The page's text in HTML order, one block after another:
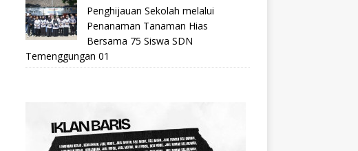
Penghijauan Sekolah melalui
Penanaman Tanaman Hias
Bersama 75 Siswa SDN
Temenggungan 01